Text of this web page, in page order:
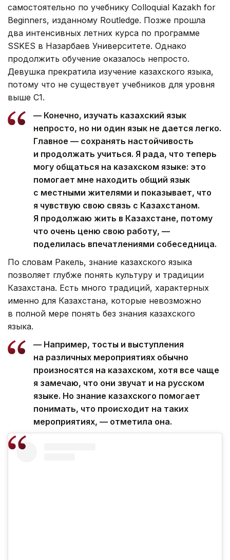
самостоятельно по учебнику Colloquial Kazakh for
Beginners, изданному Routledge. Позже прошла
два интенсивных летних курса по программе
SSKES в Назарбаев Университете. Однако
продолжить обучение оказалось непросто.
Девушка прекратила изучение казахского языка,
потому что не существует учебников для уровня
выше C1.
— Конечно, изучать казахский язык
непросто, но ни один язык не дается легко.
Главное — сохранять настойчивость
и продолжать учиться. Я рада, что теперь
могу общаться на казахском языке: это
помогает мне находить общий язык
с местными жителями и показывает, что
я чувствую свою связь с Казахстаном.
Я продолжаю жить в Казахстане, потому
что очень ценю свою работу, —
поделилась впечатлениями собеседница.
По словам Ракель, знание казахского языка
позволяет глубже понять культуру и традиции
Казахстана. Есть много традиций, характерных
именно для Казахстана, которые невозможно
в полной мере понять без знания казахского
языка.
— Например, тосты и выступления
на различных мероприятиях обычно
произносятся на казахском, хотя все чаще
я замечаю, что они звучат и на русском
языке. Но знание казахского помогает
понимать, что происходит на таких
мероприятиях, — отметила она.